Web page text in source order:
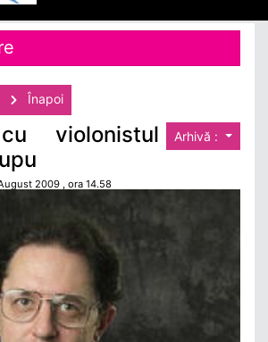
Înapoi
Arhivă :
violonistul
2009 , ora 14.58